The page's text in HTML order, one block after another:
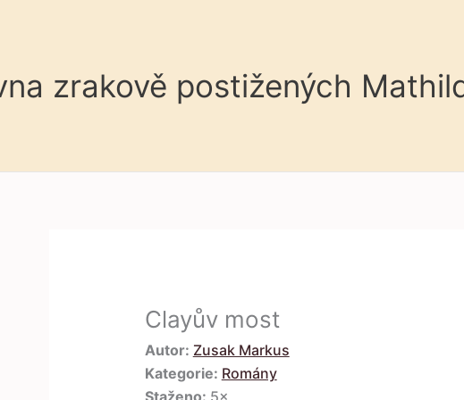
zrakově postižených
Clayův most
Autor: Zusak Markus
Kategorie: Romány
Staženo: 5×